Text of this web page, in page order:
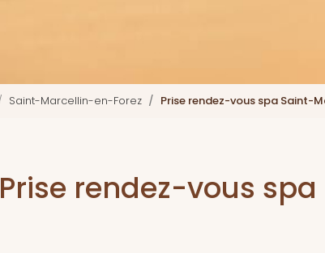
Saint-Marcellin-en-Forez Prise rendez-vous spa Saint-
Prise rendez-vous